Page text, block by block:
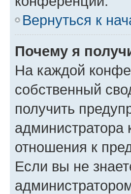
Вернуться к
Почему я
На каждой
собственный
получить
администратора
отношения к
Если вы не